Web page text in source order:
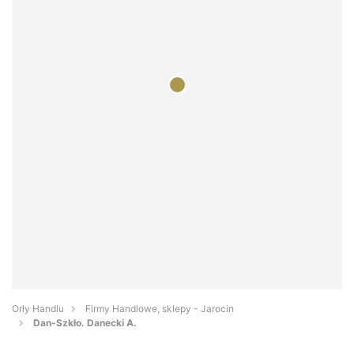
Orły Handlu
Firmy Handlowe, sklepy - Jarocin
Dan-Szkło. Danecki A.